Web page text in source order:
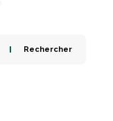
Rechercher